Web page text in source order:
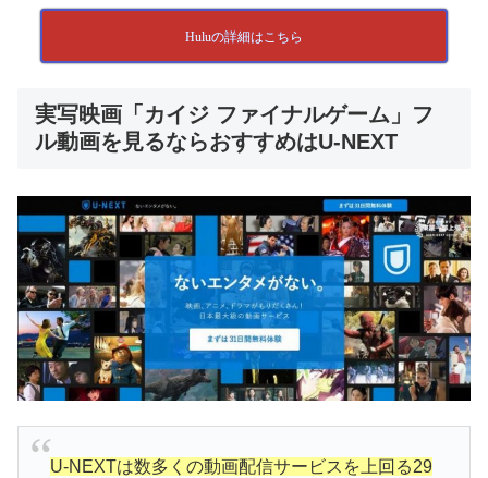
Huluの詳細はこちら
実写映画「カイジ ファイナルゲーム」フ
ル動画を見るならおすすめはU-NEXT
U-NEXTは数多くの動画配信サービスを上回る29